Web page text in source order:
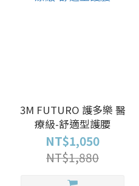
3M FUTURO 護多樂 醫
療級-舒適型護腰
NT$1,050
NT$1,880